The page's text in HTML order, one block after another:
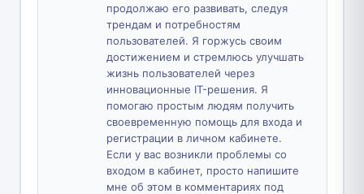
продолжаю его развивать, следуя
трендам и потребностям
пользователей. Я горжусь своим
достижением и стремлюсь улучшать
жизнь пользователей через
инновационные IT-решения. Я
помогаю простым людям получить
своевременную помощь для входа и
регистрации в личном кабинете.
Если у вас возникли проблемы со
входом в кабинет, просто напишите
мне об этом в комментариях под